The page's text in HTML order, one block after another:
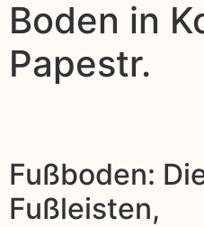
Boden in
Papestr.
Fußboden:
Fußleisten,